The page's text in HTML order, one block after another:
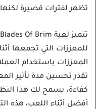
تظهر لفترات قصيرة
للمعززات التي تجمعها
المعززات باستخدام
تقدر تحسين مدة تأثير
كفاءة، يسمح لك هذا
أفضل أثناء اللعب، هذه